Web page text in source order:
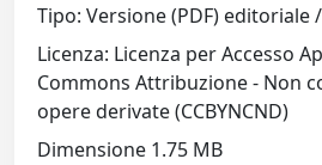
Tipo: Versione (PDF) editoriale
Licenza: Licenza per Accesso
Commons Attribuzione - Non
opere derivate (CCBYNCND)
Dimensione 1.75 MB